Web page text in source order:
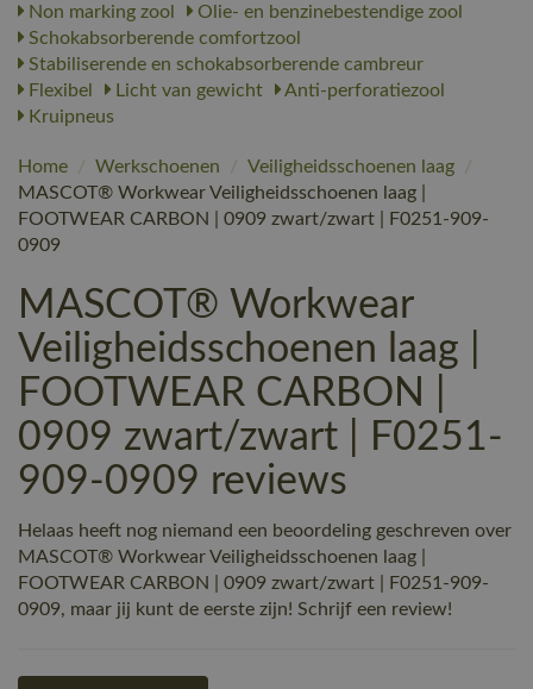
Non marking zool
Olie- en benzinebestendige zool
Schokabsorberende comfortzool
Stabiliserende en schokabsorberende cambreur
Flexibel
Licht van gewicht
Anti-perforatiezool
Kruipneus
Home / Werkschoenen / Veiligheidsschoenen laag
/
MASCOT® Workwear Veiligheidsschoenen laag |
FOOTWEAR CARBON | 0909 zwart/zwart | F0251-909-
0909
MASCOT® Workwear
Veiligheidsschoenen laag |
FOOTWEAR CARBON |
0909 zwart/zwart | F0251-
909-0909 reviews
Helaas heeft nog niemand een beoordeling geschreven over
MASCOT® Workwear Veiligheidsschoenen laag |
FOOTWEAR CARBON | 0909 zwart/zwart | F0251-909-
0909, maar jij kunt de eerste zijn! Schrijf een review!